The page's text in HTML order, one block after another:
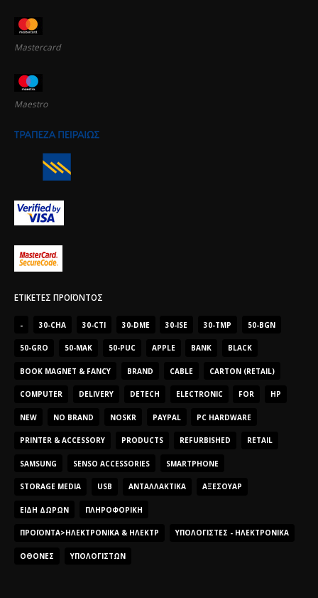
Mastercard
Maestro
ΕΤΙΚΈΤΕΣ ΠΡΟΪΌΝΤΟΣ
- 30-CHA 30-CTI 30-DME 30-ISE 30-TMP 50-BGN
50-GRO 50-MAK 50-PUC APPLE BANK BLACK
BOOK MAGNET & FANCY BRAND CABLE CARTON (RETAIL)
COMPUTER DELIVERY DETECH ELECTRONIC FOR HP
NEW NO BRAND NOSKR PAYPAL PC HARDWARE
PRINTER & ACCESSORY PRODUCTS REFURBISHED RETAIL
SAMSUNG SENSO ACCESSORIES SMARTPHONE
STORAGE MEDIA USB ΑΝΤΑΛΛΑΚΤΙΚΆ ΑΞΕΣΟΥΆΡ
ΕΊΔΗ ΔΏΡΩΝ ΠΛΗΡΟΦΟΡΙΚΉ
ΠΡΟΪΌΝΤΑ>ΗΛΕΚΤΡΟΝΙΚΆ & ΗΛΕΚΤΡ ΥΠΟΛΟΓΙΣΤΈΣ - ΗΛΕΚΤΡΟΝΙΚΆ
ΟΘΌΝΕΣ ΥΠΟΛΟΓΙΣΤΏΝ